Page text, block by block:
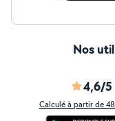
Nos
4,6/5
Calculé à partir de